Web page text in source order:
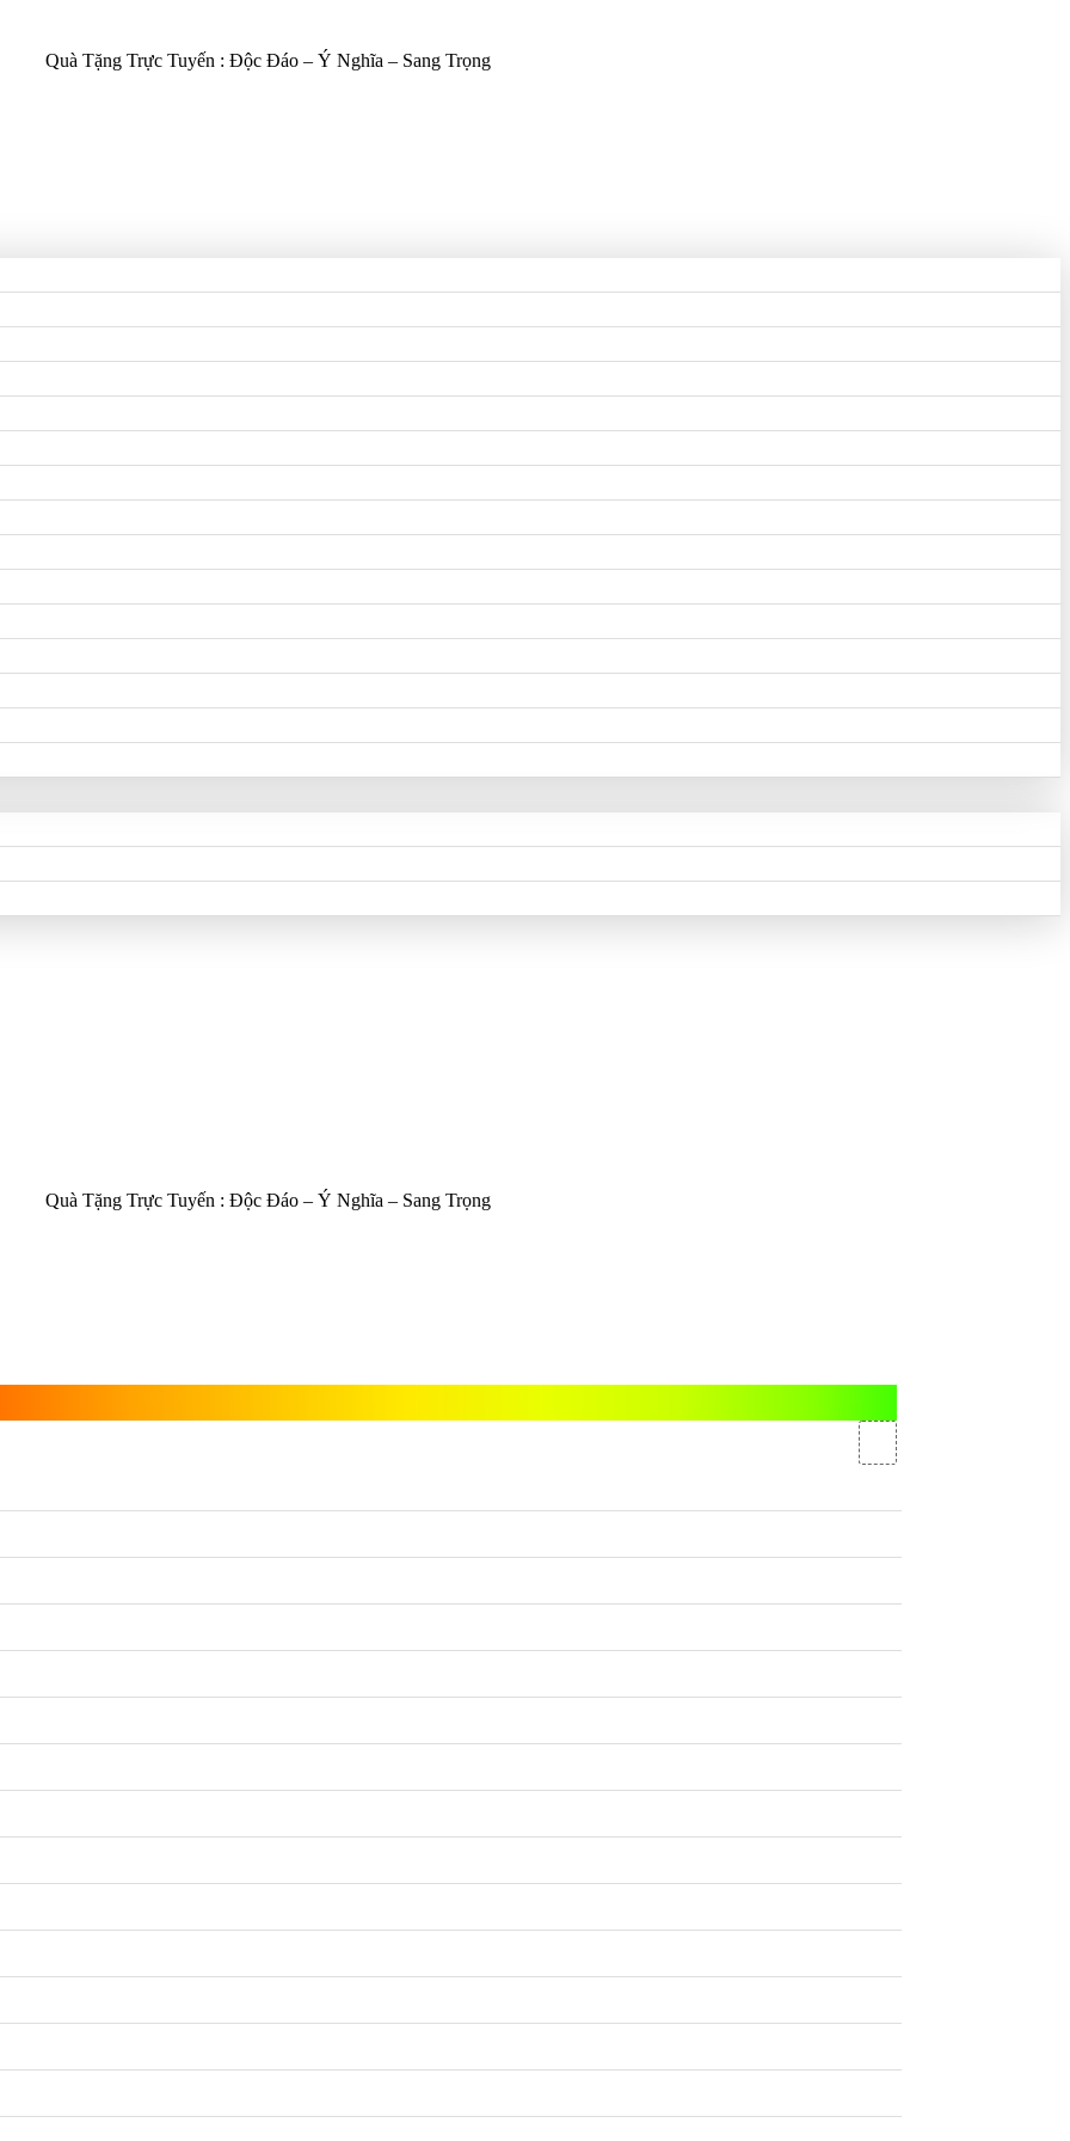
Quà Tặng Trực Tuyến : Độc Đáo – Ý Nghĩa – Sang Trọng
Quà Tặng Trực Tuyến : Độc Đáo – Ý Nghĩa – Sang Trọng